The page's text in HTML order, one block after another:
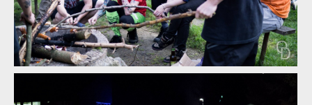
Demo Air Day - dvojitý report od Abby a Ondry Dohnala
Demo Air Day - dvojitý report od Abby a Ondry Dohnala